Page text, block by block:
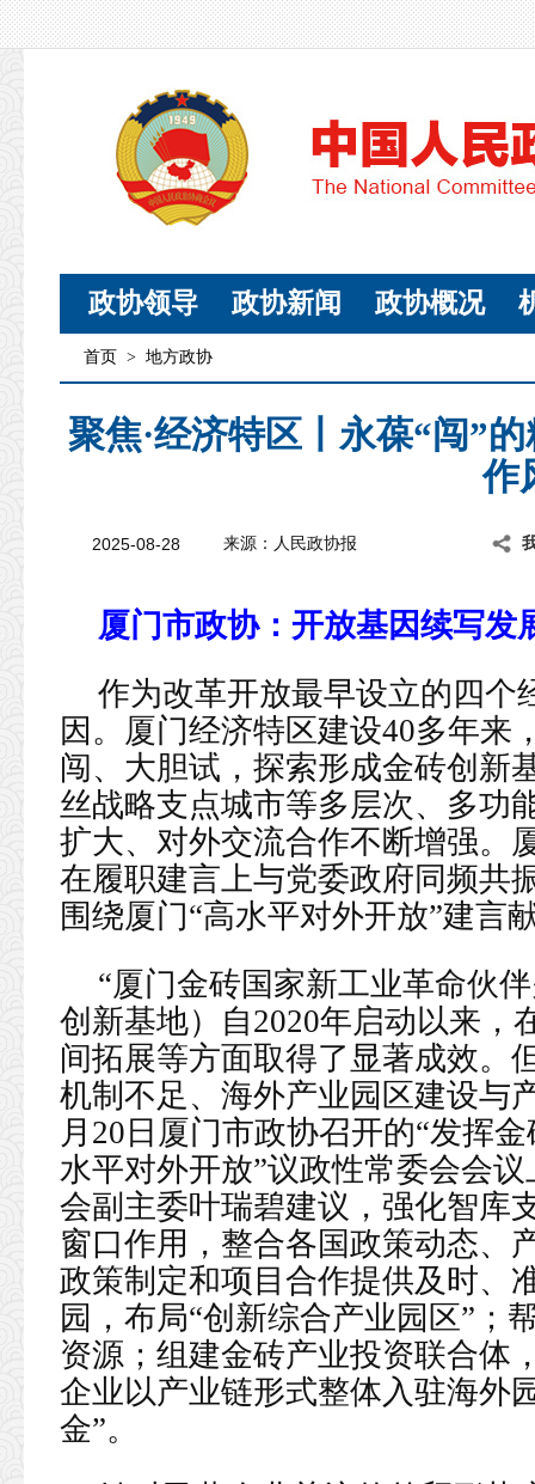
政协领导 政协新闻 政协概况
首页 > 地方政协
聚焦·经济特区丨永葆“闯”
作
2025-08-28 来源：人民政协报
厦门市政协：开放基因续写发
作为改革开放最早设立的四个
因。厦门经济特区建设40多年来
闯、大胆试，探索形成金砖创新
丝战略支点城市等多层次、多功
扩大、对外交流合作不断增强。
在履职建言上与党委政府同频共
围绕厦门“高水平对外开放”建言
“厦门金砖国家新工业革命伙
创新基地）自2020年启动以来，
间拓展等方面取得了显著成效。
机制不足、海外产业园区建设与
月20日厦门市政协召开的“发挥
水平对外开放”议政性常委会会
会副主委叶瑞碧建议，强化智库
窗口作用，整合各国政策动态、
政策制定和项目合作提供及时、
园，布局“创新综合产业园区”；
资源；组建金砖产业投资联合体
企业以产业链形式整体入驻海外
金”。